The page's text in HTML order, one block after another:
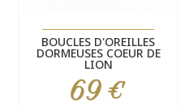
BOUCLES D'OREILLES
DORMEUSES COEUR DE
LION
Prix
69 €